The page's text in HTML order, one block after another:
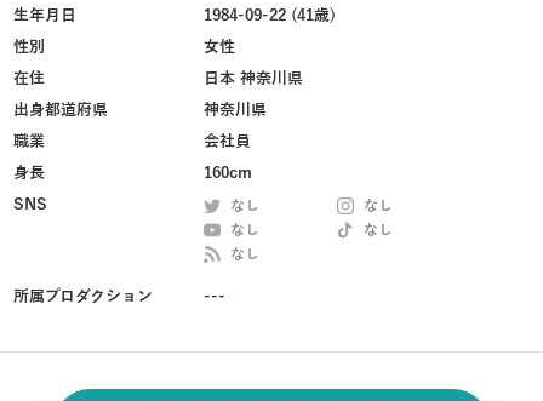
生年月日
1984-09-22 (41歳)
性別
女性
在住
日本 神奈川県
出身都道府県
神奈川県
職業
会社員
身長
160cm
SNS
なし
なし
なし
なし
なし
所属プロダクション ---